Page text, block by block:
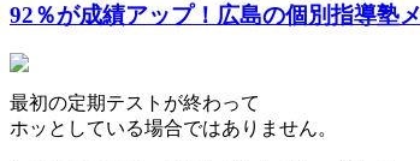
92％が成績アップ！広島の個別指導塾
最初の定期テストが終わって
ホッとしている場合ではありません。